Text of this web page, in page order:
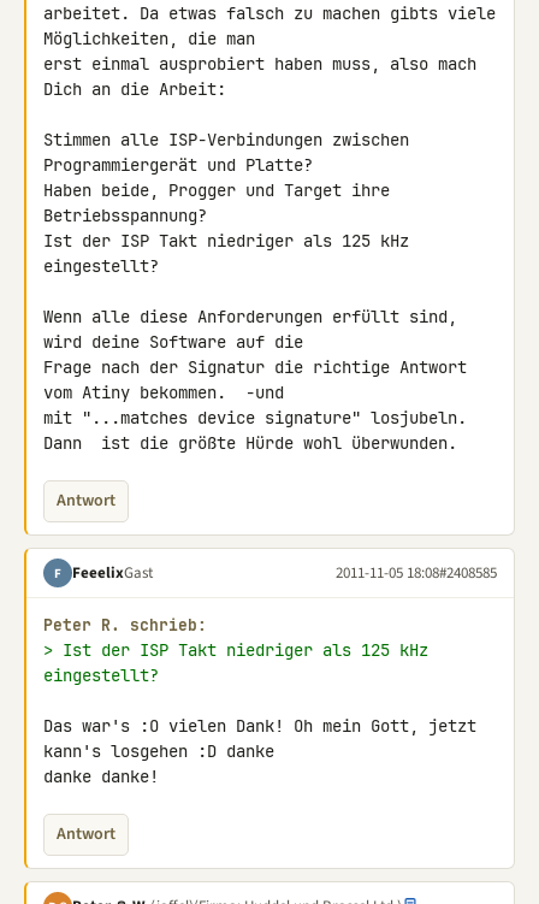
arbeitet. Da etwas falsch zu machen gibts viele
Möglichkeiten, die man
erst einmal ausprobiert haben muss, also mach
Dich an die Arbeit:
Stimmen alle ISP-Verbindungen zwischen
Programmiergerät und Platte?
Haben beide, Progger und Target ihre
Betriebsspannung?
Ist der ISP Takt niedriger als 125 kHz
eingestellt?
Wenn alle diese Anforderungen erfüllt sind,
wird deine Software auf die
Frage nach der Signatur die richtige Antwort
vom Atiny bekommen.  -und
mit "...matches device signature" losjubeln.
Dann  ist die größte Hürde wohl überwunden.
Antwort
F FeeelixGast 2011-11-05 18:08#2408585
Peter R. schrieb:
> Ist der ISP Takt niedriger als 125 kHz
eingestellt?
Das war's :O vielen Dank! Oh mein Gott, jetzt
kann's losgehen :D danke
danke danke!
Antwort